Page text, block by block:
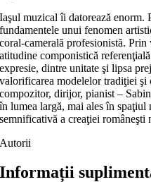
Iaşul muzical îi datorează enorm.
fundamentele unui fenomen
coral-camerală profesionistă.
atitudine componistică
expresie, dintre unitate şi lipsa
valorificarea modelelor tradiţiei
compozitor, dirijor, pianist –
în lumea largă, mai ales în
semnificativă a creaţiei româneşti
Autorii
Informații